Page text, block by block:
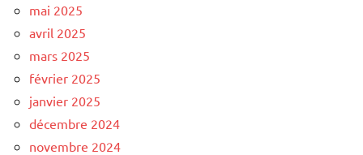
mai 2025
avril 2025
mars 2025
février 2025
janvier 2025
décembre 2024
novembre 2024